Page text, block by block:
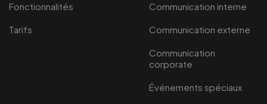
Fonctionnalités
Tarifs
Communication interne
Communication externe
Communication
corporate
Événements spéciaux